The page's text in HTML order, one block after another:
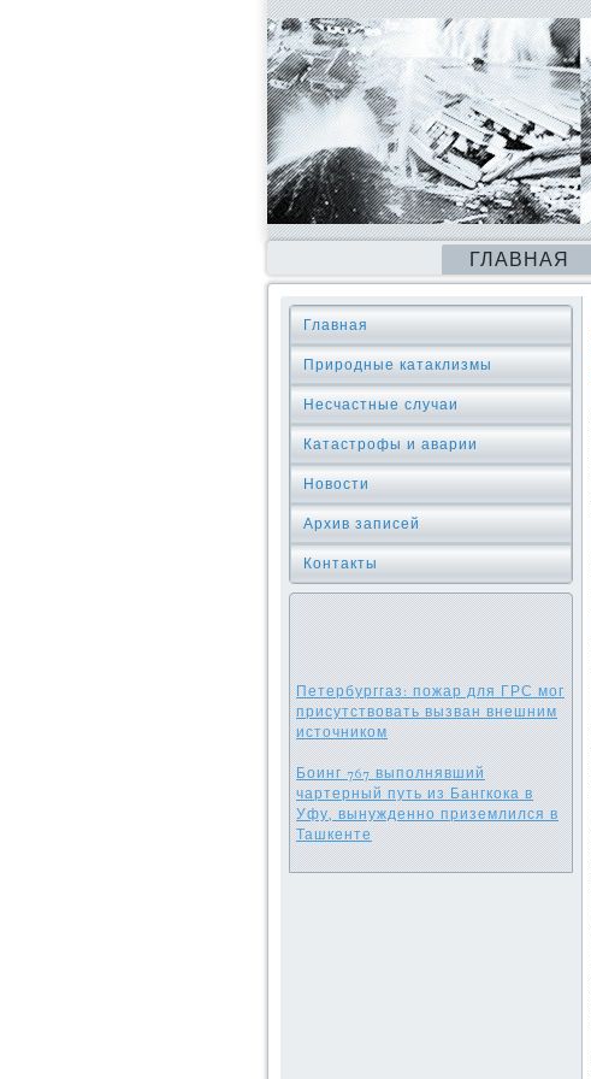
ГЛАВНАЯ
Главная
Природные катаклизмы
Несчастные случаи
Катастрофы и аварии
Новости
Архив записей
Контакты
Петербурггаз: пожар для ГРС мог
присутствовать вызван внешним
источником
Боинг 767 выполнявший
чартерный путь из Бангкока в
Уфу, вынужденно приземлился в
Ташкенте